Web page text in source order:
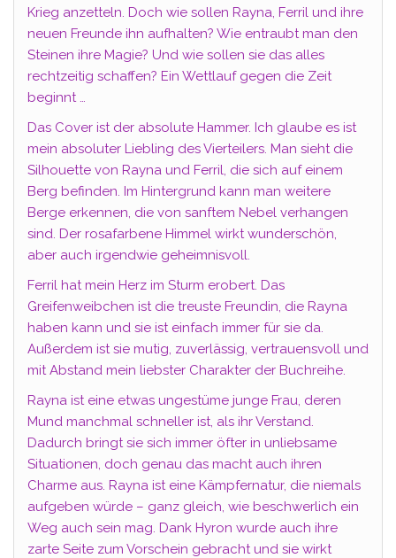
Krieg anzetteln. Doch wie sollen Rayna, Ferril und ihre
neuen Freunde ihn aufhalten? Wie entraubt man den
Steinen ihre Magie? Und wie sollen sie das alles
rechtzeitig schaffen? Ein Wettlauf gegen die Zeit
beginnt …
Das Cover ist der absolute Hammer. Ich glaube es ist
mein absoluter Liebling des Vierteilers. Man sieht die
Silhouette von Rayna und Ferril, die sich auf einem
Berg befinden. Im Hintergrund kann man weitere
Berge erkennen, die von sanftem Nebel verhangen
sind. Der rosafarbene Himmel wirkt wunderschön,
aber auch irgendwie geheimnisvoll.
Ferril hat mein Herz im Sturm erobert. Das
Greifenweibchen ist die treuste Freundin, die Rayna
haben kann und sie ist einfach immer für sie da.
Außerdem ist sie mutig, zuverlässig, vertrauensvoll und
mit Abstand mein liebster Charakter der Buchreihe.
Rayna ist eine etwas ungestüme junge Frau, deren
Mund manchmal schneller ist, als ihr Verstand.
Dadurch bringt sie sich immer öfter in unliebsame
Situationen, doch genau das macht auch ihren
Charme aus. Rayna ist eine Kämpfernatur, die niemals
aufgeben würde – ganz gleich, wie beschwerlich ein
Weg auch sein mag. Dank Hyron wurde auch ihre
zarte Seite zum Vorschein gebracht und sie wirkt